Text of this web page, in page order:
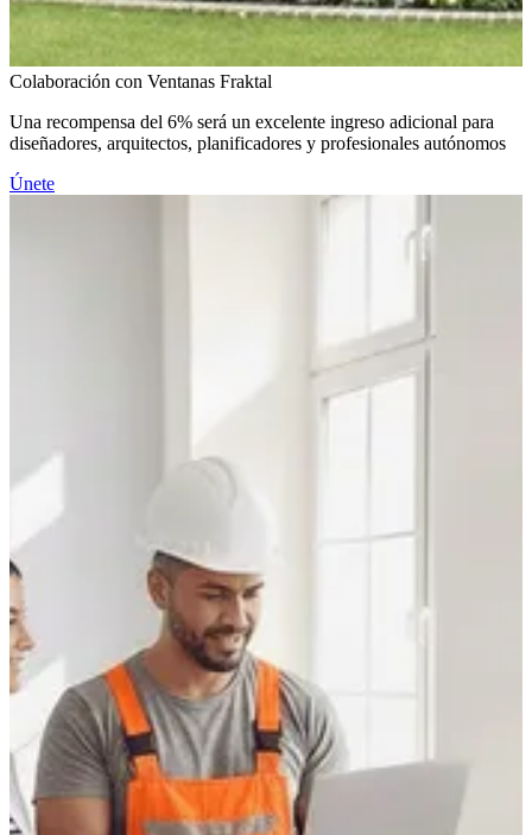
Colaboración con Ventanas Fraktal
Una recompensa del 6% será un excelente ingreso adicional para
diseñadores, arquitectos, planificadores y profesionales autónomos
Únete